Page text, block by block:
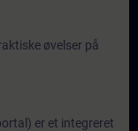
øvelser på
er et integreret